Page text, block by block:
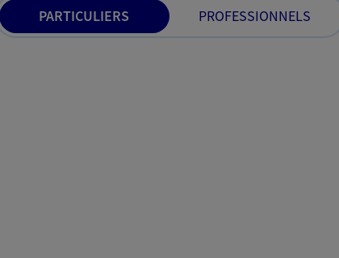
PARTICULIERS PROFESSIONNELS